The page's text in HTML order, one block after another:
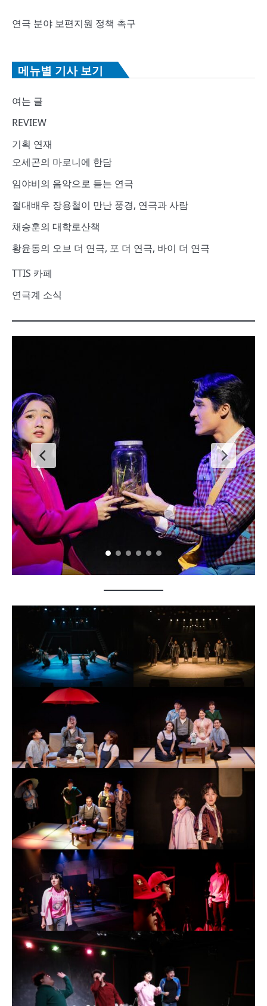
연극 분야 보편지원 정책 촉구
메뉴별 기사 보기
여는 글
REVIEW
기획 연재
오세곤의 마로니에 한담
임야비의 음악으로 듣는 연극
절대배우 장용철이 만난 풍경, 연극과 사람
채승훈의 대학로산책
황윤동의 오브 더 연극, 포 더 연극, 바이 더 연극
TTIS 카페
연극계 소식